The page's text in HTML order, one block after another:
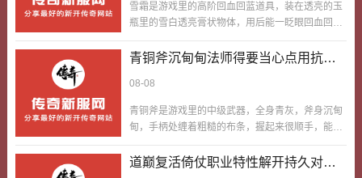
雪霜是游戏里的高阶回血回蓝道具，装在透亮的玉
瓶里的雪白透亮膏状物体，用后能一眨眼回血回蓝
平无奇回血回蓝道具好用太多，是闯关高难度副本
后收获肥得流油奖励也更有保障老鼻子高难度副本
的终极奖励得要全程存活才能获取，雪霜能在要命
的每时每刻救场，帮玩家稳住战局。我当年靠着雪
BOSS不仅攻击高，还会放一直有掉血的诅咒技
青铜斧沉甸甸法师得要当心点用抗拒
08-08
青铜斧是游戏里的中级武器，全身青灰，斧身沉甸
甸，手柄处缠着粗糙的布条，握起来很顺手，能提
战士新手玩家，获取难度低到离谱，新手村NPC处
道巅复活倚仗职业特性解开持久对战